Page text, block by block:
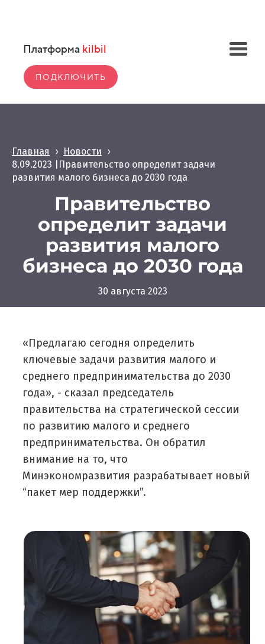
Платформа kilbil
ПОДКЛЮЧИТЬ
Главная › Новости
›
8.09.2023 |Правительство определит задачи
развития малого бизнеса до 2030 года
Правительство
определит задачи
развития малого
бизнеса до 2030 года
30 августа 2023
«Предлагаю сегодня определить
ключевые задачи развития малого и
среднего предпринимательства до 2030
года», - сказал председатель
правительства на стратегической сессии
по развитию малого и среднего
предпринимательства. Он обратил
внимание на то, что
Минэкономразвития разрабатывает новый
“пакет мер поддержки”.